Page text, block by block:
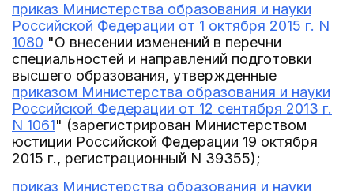
приказ Министерства образования и науки
Российской Федерации от 1 октября 2015 г. N
1080 "О внесении изменений в перечни
специальностей и направлений подготовки
высшего образования, утвержденные
приказом Министерства образования и науки
Российской Федерации от 12 сентября 2013 г.
N 1061" (зарегистрирован Министерством
юстиции Российской Федерации 19 октября
2015 г., регистрационный N 39355);
приказ Министерства образования и науки